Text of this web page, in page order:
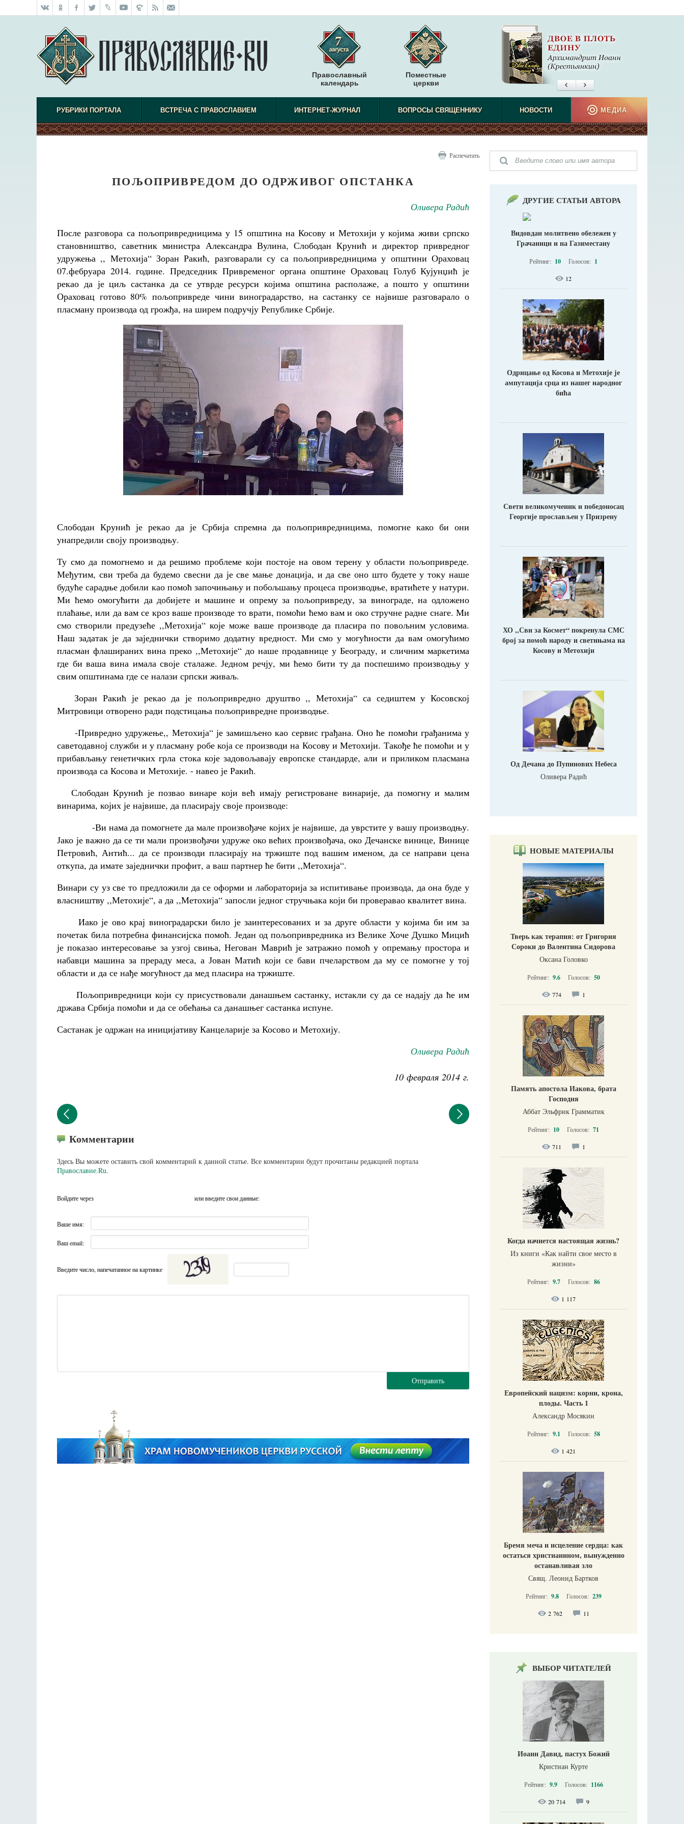
Поместные
церкви
Православный
календарь
РУБРИКИ ПОРТАЛА ВСТРЕЧА С ПРАВОСЛАВИЕМ ИНТЕРНЕТ-ЖУРНАЛ ВОПРОСЫ СВЯЩЕННИКУ НОВОСТИ МЕДИА
Распечатать
ПОЉОПРИВРЕДОМ ДО ОДРЖИВОГ ОПСТАНКА
Оливера Радић
После разговора са пољопривредницима у 15 општина на Косову и Метохији у којима живи српско
становништво, саветник министра Александра Вулина, Слободан Крунић и директор привредног
удружења ,, Метохија“ Зоран Ракић, разговарали су са пољопривредницима у општини Ораховац
07.фебруара 2014. године. Председник Привременог органа општине Ораховац Голуб Кујунџић је
рекао да је циљ састанка да се утврде ресурси којима општина располаже, а пошто у општини
Ораховац готово 80% пољопривреде чини виноградарство, на састанку се највише разговарало о
пласману производа од грожђа, на ширем подручју Републике Србије.
Слободан Крунић је рекао да је Србија спремна да пољопривредницима, помогне како би они
унапредили своју производњу.
Ту смо да помогнемо и да решимо проблеме који постоје на овом терену у области пољопривреде.
Међутим, сви треба да будемо свесни да је све мање донација, и да све оно што будете у току наше
будуће сарадње добили као помоћ започињању и побољшању процеса производње, вратићете у натури.
Ми ћемо омогућити да добијете и машине и опрему за пољопривреду, за винограде, на одложено
плаћање, или да вам се кроз ваше производе то врати, помоћи ћемо вам и око стручне радне снаге. Ми
смо створили предузеће ,,Метохија“ које може ваше производе да пласира по повољним условима.
Наш задатак је да заједнички створимо додатну вредност. Ми смо у могућности да вам омогућимо
пласман флашираних вина преко ,,Метохије“ до наше продавнице у Београду, и сличним маркетима
где би ваша вина имала своје сталаже. Једном речју, ми ћемо бити ту да поспешимо производњу у
свим општинама где се налази српски живаљ.
Зоран Ракић је рекао да је пољопривредно друштво ,, Метохија“ са седиштем у Косовској
Митровици отворено ради подстицања пољопривредне производње.
-Привредно удружење,, Метохија“ је замишљено као сервис грађана. Оно ће помоћи грађанима у
саветодавној служби и у пласману робе која се производи на Косову и Метохији. Такође ће помоћи и у
прибављању генетичких грла стока које задовољавају европске стандарде, али и приликом пласмана
производа са Косова и Метохије. - навео је Ракић.
Слободан Крунић је позвао винаре који већ имају регистроване винарије, да помогну и малим
винарима, којих је највише, да пласирају своје производе:
-Ви нама да помогнете да мале произвођаче којих је највише, да уврстите у вашу производњу.
Јако је важно да се ти мали произвођачи удруже око већих произвођача, око Дечанске винице, Винице
Петровић, Антић... да се производи пласирају на тржиште под вашим именом, да се направи цена
откупа, да имате заједнички профит, а ваш партнер ће бити ,,Метохија“.
Винари су уз све то предложили да се оформи и лабораторија за испитивање производа, да она буде у
власништву ,,Метохије“, а да ,,Метохија“ запосли једног стручњака који би проверавао квалитет вина.
Иако је ово крај виноградарски било је заинтересованих и за друге области у којима би им за
почетак била потребна финансијска помоћ. Један од пољопривредника из Велике Хоче Душко Мицић
је показао интересовање за узгој свиња, Негован Маврић је затражио помоћ у опремању простора и
набавци машина за прераду меса, а Јован Матић који се бави пчеларством да му се помогне у тој
области и да се нађе могућност да мед пласира на тржиште.
Пољопривредници који су присуствовали данашњем састанку, истакли су да се надају да ће им
држава Србија помоћи и да се обећања са данашњег састанка испуне.
Састанак је одржан на иницијативу Канцеларије за Косово и Метохију.
Оливера Радић
10 февраля 2014 г.
Комментарии
Здесь Вы можете оставить свой комментарий к данной статье. Все комментарии будут прочитаны редакцией портала
Православие.Ru.
Войдите через или введите свои данные:
Ваше имя:
Ваш email:
Введите число, напечатанное на картинке
Отправить
ДРУГИЕ СТАТЬИ АВТОРА
Видовдан молитвено обележен у
Грачаници и на Газиместану
Рейтинг: 10 Голосов: 1
12
Одрицање од Косова и Метохије jе
ампутација срца из нашег народног
бића
Свети великомученик и победоносац
Георгије прослављен у Призрену
ХО ,,Сви за Космет“ покренула СМС
број за помоћ народу и светињама на
Косову и Метохији
Од Дечана до Пупинових Небеса
Оливера Радић
НОВЫЕ МАТЕРИАЛЫ
Тверь как терапия: от Григория
Сороки до Валентина Сидорова
Оксана Головко
Рейтинг: 9.6 Голосов: 50
774 1
Память апостола Иакова, брата
Господня
Аббат Эльфрик Грамматик
Рейтинг: 10 Голосов: 71
711 1
Когда начнется настоящая жизнь?
Из книги «Как найти свое место в
жизни​»
Рейтинг: 9.7 Голосов: 86
1 117
Европейский нацизм: корни, крона,
плоды. Часть 1
Александр Мосякин
Рейтинг: 9.1 Голосов: 58
1 421
Бремя меча и исцеление сердца: как
остаться христианином, вынужденно
останавливая зло
Свящ. Леонид Бартков
Рейтинг: 9.8 Голосов: 239
2 762 11
ВЫБОР ЧИТАТЕЛЕЙ
Иоанн Давид, пастух Божий
Кристиан Курте
Рейтинг: 9.9 Голосов: 1166
20 714 9